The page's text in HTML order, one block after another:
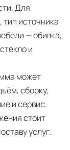
Для
тип источника
— обивка,
и
может
сборку,
и сервис.
стоит
услуг.